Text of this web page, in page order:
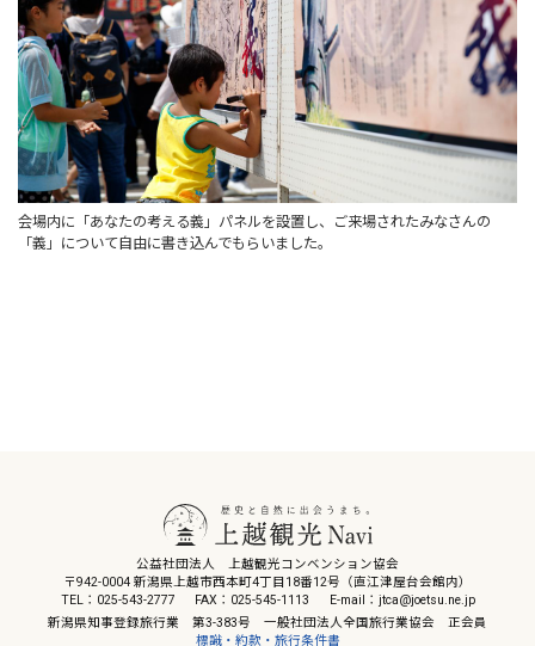
会場内に「あなたの考える義」パネルを設置し、ご来場されたみなさんの
「義」について自由に書き込んでもらいました。
公益社団法人 上越観光コンベンション協会
〒942-0004 新潟県上越市西本町4丁目18番12号（直江津屋台会館内）
TEL：025-543-2777
FAX：025-545-1113
E-mail：jtca@joetsu.ne.jp
新潟県知事登録旅行業 第3-383号 一般社団法人全国旅行業協会 正会員
標識・約款・旅行条件書